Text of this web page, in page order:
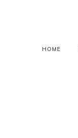
HOME